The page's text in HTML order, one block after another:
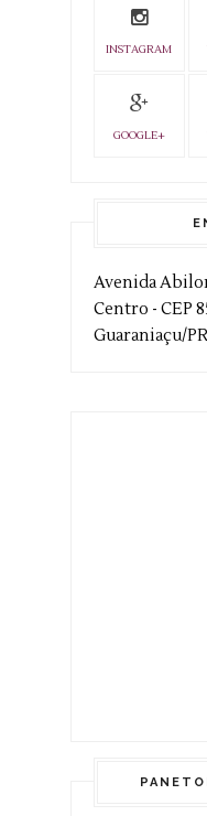
INSTAGRAM
GOOGLE+
Avenida
Centro - CEP
Guaraniaçu/PR